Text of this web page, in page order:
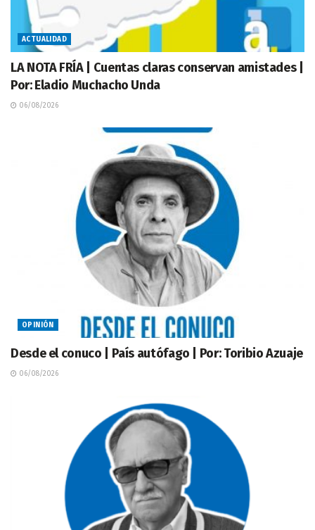
ACTUALIDAD
LA NOTA FRÍA | Cuentas claras conservan amistades |
Por: Eladio Muchacho Unda
06/08/2026
OPINIÓN
Desde el conuco | País autófago | Por: Toribio Azuaje
06/08/2026